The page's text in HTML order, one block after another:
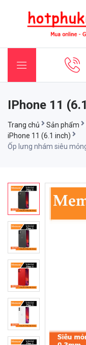
IPhone 11
Trang chủ Sản phẩm
iPhone 11 (6.1 inch)
Ốp lưng nhám siêu